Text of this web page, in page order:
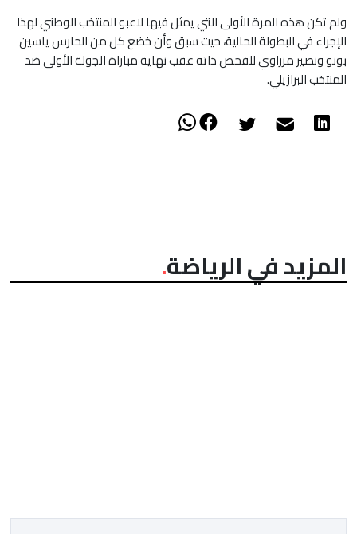
​ولم تكن هذه المرة الأولى التي يمثل فيها لاعبو المنتخب الوطني لهذا
الإجراء في البطولة الحالية، حيث سبق وأن خضع كل من الحارس ياسين
بونو ونصير مزراوي للفحص ذاته عقب نهاية مباراة الجولة الأولى ضد
المنتخب البرازيلي.
المزيد في الرياضة